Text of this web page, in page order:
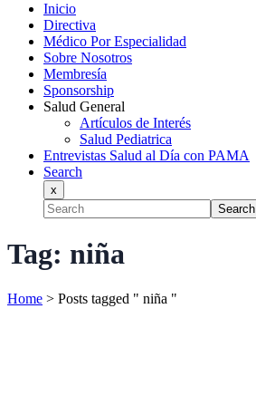
Inicio
Directiva
Médico Por Especialidad
Sobre Nosotros
Membresía
Sponsorship
Salud General
Artículos de Interés
Salud Pediatrica
Entrevistas Salud al Día con PAMA
Search
x
Search
Tag: niña
Home > Posts tagged " niña "